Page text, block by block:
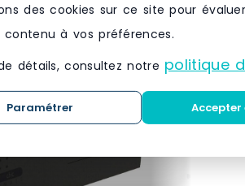
des cookies sur ce site pour
à vos préférences.
détails, consultez notre politique
Paramétrer